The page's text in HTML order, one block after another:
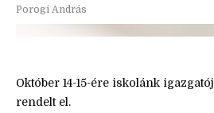
Porogi András
Október 14-15-ére iskolánk
rendelt el.